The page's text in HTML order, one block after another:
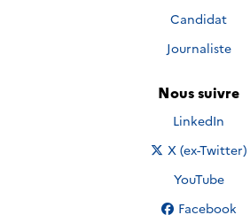
Candidat
Journaliste
Nous suivre
Nous suivre
LinkedIn
Nous suivre sur
X (ex-Twitter)
Nous suivre
YouTube
Nous suivre
Facebook